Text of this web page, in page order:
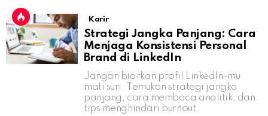
Karir
Strategi Jangka Panjang: Cara
Menjaga Konsistensi Personal
Brand di LinkedIn
Jangan biarkan profil LinkedIn-mu
mati suri. Temukan strategi jangka
panjang, cara membaca analitik, dan
tips menghindari burnout.